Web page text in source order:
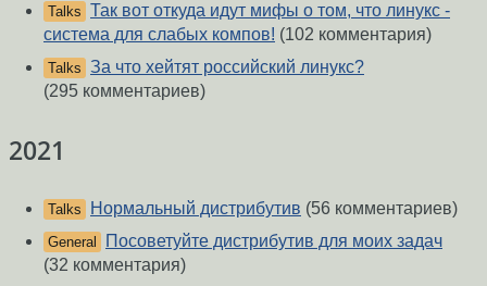
Talks Так вот откуда идут мифы о том, что линукс -
система для слабых компов! (102 комментария)
Talks За что хейтят российский линукс?
(295 комментариев)
2021
Talks Нормальный дистрибутив (56 комментариев)
General
Посоветуйте дистрибутив для моих задач
(32 комментария)